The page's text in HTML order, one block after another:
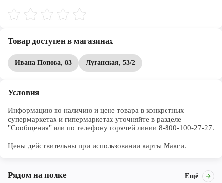
Товар доступен в магазинах
Ивана Попова, 83 Луганская, 53/2
Условия
Информацию по наличию и цене товара в конкретных
супермаркетах и гипермаркетах уточняйте в разделе
"Сообщения" или по телефону горячей линии 8-800-100-27-27.
Цены действительны при использовании карты Макси.
Рядом на полке Ещё